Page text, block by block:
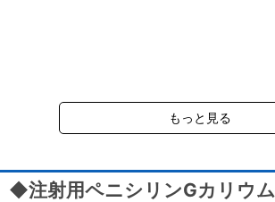
受けます。
もっと見る
◆注射用ペニシリンGカリウム